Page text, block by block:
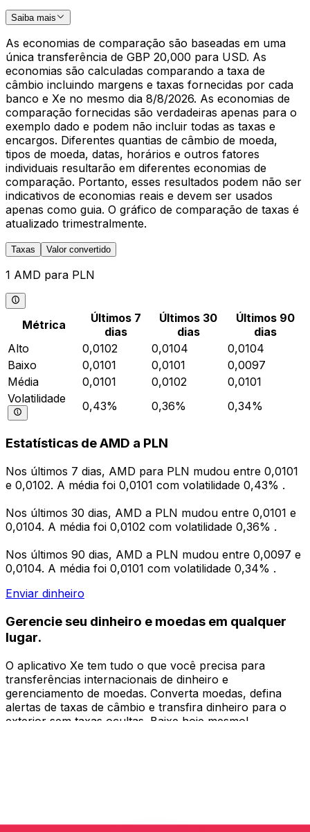
Saiba mais
As economias de comparação são baseadas em uma
única transferência de GBP 20,000 para USD. As
economias são calculadas comparando a taxa de
câmbio incluindo margens e taxas fornecidas por cada
banco e Xe no mesmo dia 8/8/2026. As economias de
comparação fornecidas são verdadeiras apenas para o
exemplo dado e podem não incluir todas as taxas e
encargos. Diferentes quantias de câmbio de moeda,
tipos de moeda, datas, horários e outros fatores
individuais resultarão em diferentes economias de
comparação. Portanto, esses resultados podem não ser
indicativos de economias reais e devem ser usados
apenas como guia. O gráfico de comparação de taxas é
atualizado trimestralmente.
Taxas Valor convertido
1 AMD para PLN
Métrica
Últimos 7
dias
Últimos 30
dias
Últimos 90
dias
Alto
0,0102 0,0104
0,0104
Baixo
0,0101 0,0101
0,0097
Média
0,0101 0,0102
0,0101
Volatilidade
0,43% 0,36% 0,34%
Estatísticas de AMD a PLN
Nos últimos 7 dias, AMD para PLN mudou entre 0,0101
e 0,0102. A média foi 0,0101 com volatilidade 0,43% .
Nos últimos 30 dias, AMD a PLN mudou entre 0,0101 e
0,0104. A média foi 0,0102 com volatilidade 0,36% .
Nos últimos 90 dias, AMD a PLN mudou entre 0,0097 e
0,0104. A média foi 0,0101 com volatilidade 0,34% .
Enviar dinheiro
Gerencie seu dinheiro e moedas em qualquer
lugar.
O aplicativo Xe tem tudo o que você precisa para
transferências internacionais de dinheiro e
gerenciamento de moedas. Converta moedas, defina
alertas de taxas de câmbio e transfira dinheiro para o
exterior sem taxas ocultas. Baixe hoje mesmo!